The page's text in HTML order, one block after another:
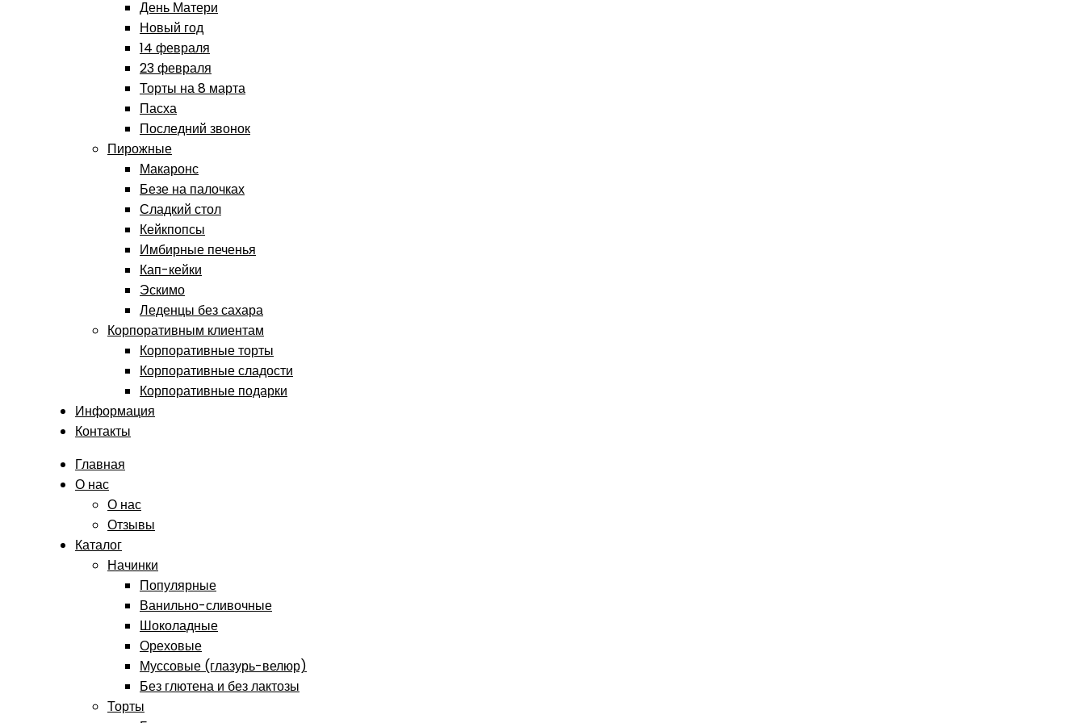
День Матери
Новый год
14 февраля
23 февраля
Торты на 8 марта
Пасха
Последний звонок
Пирожные
Макаронс
Безе на палочках
Сладкий стол
Кейкпопсы
Имбирные печенья
Кап-кейки
Эскимо
Леденцы без сахара
Корпоративным клиентам
Корпоративные торты
Корпоративные сладости
Корпоративные подарки
Информация
Контакты
Главная
О нас
О нас
Отзывы
Каталог
Начинки
Популярные
Ванильно-сливочные
Шоколадные
Ореховые
Муссовые (глазурь-велюр)
Без глютена и без лактозы
Торты